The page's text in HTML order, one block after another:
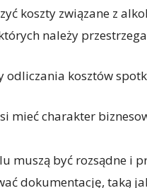
koszty związane z
należy
odliczania kosztów
mieć charakter
muszą być rozsądne i
dokumentację, taką